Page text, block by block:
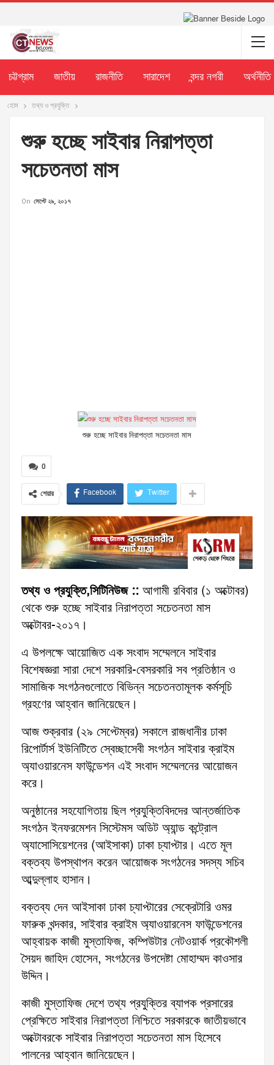
চট্টগ্রাম জাতীয় রাজনীতি সারাদেশ বন্দর নগরী অর্থনীতি
হোম তথ্য ও প্রযুক্তি
শুরু হচ্ছে সাইবার নিরাপত্তা
সচেতনতা মাস
On সেপ্টে ২৯, ২০১৭
শুরু হচ্ছে সাইবার নিরাপত্তা সচেতনতা মাস
0
শেয়ার Facebook Twitter
তথ্য ও প্রযুক্তি,সিটিনিউজ :: আগামী রবিবার (১ অক্টোবর)
থেকে শুরু হচ্ছে সাইবার নিরাপত্তা সচেতনতা মাস
অক্টোবর-২০১৭।
এ উপলক্ষে আয়োজিত এক সংবাদ সম্মেলনে সাইবার
বিশেষজ্ঞরা সারা দেশে সরকারি-বেসরকারি সব প্রতিষ্ঠান ও
সামাজিক সংগঠনগুলোতে বিভিন্ন সচেতনতামূলক কর্মসূচি
গ্রহণের আহ্বান জানিয়েছেন।
আজ শুক্রবার (২৯ সেপ্টেম্বর) সকালে রাজধানীর ঢাকা
রিপোর্টার্স ইউনিটিতে স্বেচ্ছাসেবী সংগঠন সাইবার ক্রাইম
অ্যাওয়ারনেস ফাউন্ডেশন এই সংবাদ সম্মেলনের আয়োজন
করে।
অনুষ্ঠানের সহযোগিতায় ছিল প্রযুক্তিবিদদের আন্তর্জাতিক
সংগঠন ইনফরমেশন সিস্টেমস অডিট অ্যান্ড কন্ট্রোল
অ্যাসোসিয়েশনের (আইসাকা) ঢাকা চ্যাপ্টার। এতে মূল
বক্তব্য উপস্থাপন করেন আয়োজক সংগঠনের সদস্য সচিব
আব্দুল্লাহ হাসান।
বক্তব্য দেন আইসাকা ঢাকা চ্যাপ্টারের সেক্রেটারি ওমর
ফারুক খন্দকার, সাইবার ক্রাইম অ্যাওয়ারনেস ফাউন্ডেশনের
আহ্বায়ক কাজী মুস্তাফিজ, কম্পিউটার নেটওয়ার্ক প্রকৌশলী
সৈয়দ জাহিদ হোসেন, সংগঠনের উপদেষ্টা মোহাম্মদ কাওসার
উদ্দিন।
কাজী মুস্তাফিজ দেশে তথ্য প্রযুক্তির ব্যাপক প্রসারের
প্রেক্ষিতে সাইবার নিরাপত্তা নিশ্চিতে সরকারকে জাতীয়ভাবে
অক্টোবরকে সাইবার নিরাপত্তা সচেতনতা মাস হিসেবে
পালনের আহ্বান জানিয়েছেন।